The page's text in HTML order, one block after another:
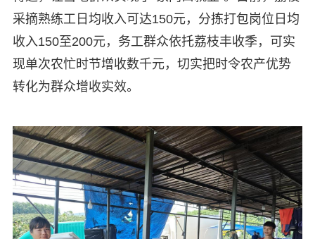
采摘熟练工日均收入可达150元，分拣打包岗位日均
收入150至200元，务工群众依托荔枝丰收季，可实
现单次农忙时节增收数千元，切实把时令农产优势
转化为群众增收实效。